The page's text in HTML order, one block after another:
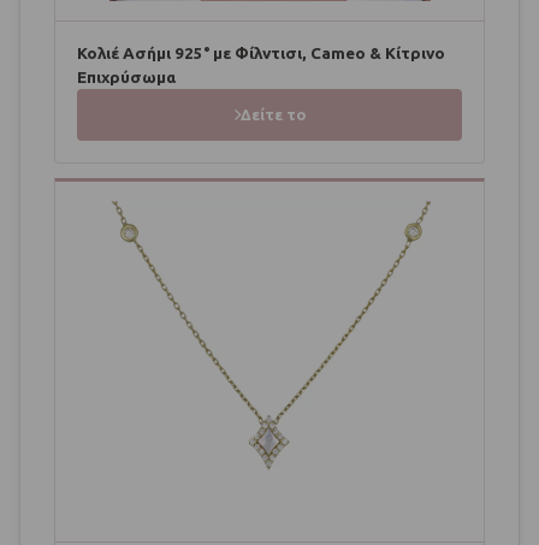
Κολιέ Ασήμι 925° με Φίλντισι, Cameo & Κίτρινο
Επιχρύσωμα
Δείτε το